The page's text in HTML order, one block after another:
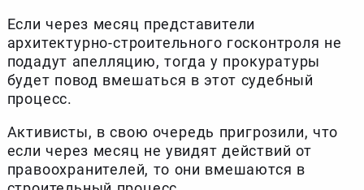
Если через месяц представители
архитектурно-строительного госконтроля не
подадут апелляцию, тогда у прокуратуры
будет повод вмешаться в этот судебный
процесс.
Активисты, в свою очередь пригрозили, что
если через месяц не увидят действий от
правоохранителей, то они вмешаются в